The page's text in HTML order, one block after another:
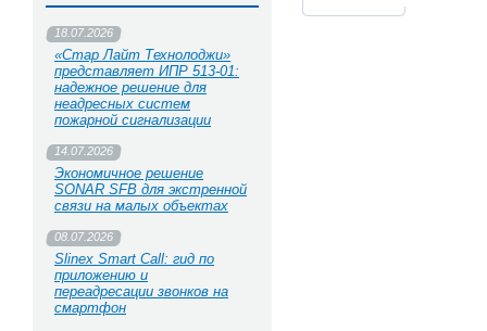
18.07.2026
«Стар Лайт Технолоджи»
представляет ИПР 513‑01:
надежное решение для
неадресных систем
пожарной сигнализации
14.07.2026
Экономичное решение
SONAR SFB для экстренной
связи на малых объектах
08.07.2026
Slinex Smart Call: гид по
приложению и
переадресации звонков на
смартфон